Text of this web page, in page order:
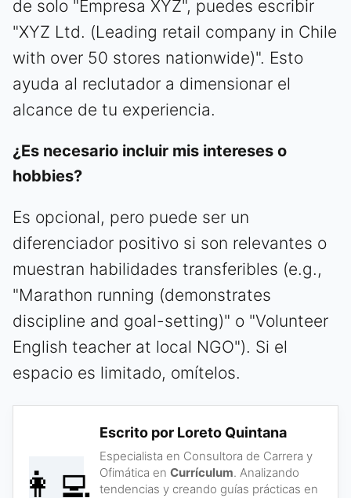
de solo "Empresa XYZ", puedes escribir
"XYZ Ltd. (Leading retail company in Chile
with over 50 stores nationwide)". Esto
ayuda al reclutador a dimensionar el
alcance de tu experiencia.
¿Es necesario incluir mis intereses o
hobbies?
Es opcional, pero puede ser un
diferenciador positivo si son relevantes o
muestran habilidades transferibles (e.g.,
"Marathon running (demonstrates
discipline and goal-setting)" o "Volunteer
English teacher at local NGO"). Si el
espacio es limitado, omítelos.
👩‍💻
Escrito por Loreto Quintana
Especialista en Consultora de Carrera y
Ofimática en Currículum. Analizando
tendencias y creando guías prácticas en